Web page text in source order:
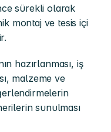
sürekli olarak
montaj ve tesis içi
hazırlanması, iş
malzeme ve
sunulması